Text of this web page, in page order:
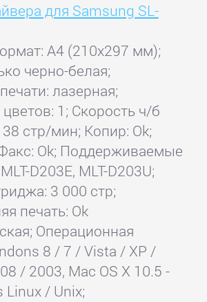
для Samsung SL-
A4 (210x297 мм);
черно-белая;
лазерная;
1; Скорость ч/б
стр/мин; Копир: Ok;
Ok; Поддерживаемые
D203E, MLT-D203U;
3 000 стр;
печать: Ok
Операционная
8 / 7 / Vista / XP /
/ 2003, Mac OS X 10.5 -
Linux / Unix;